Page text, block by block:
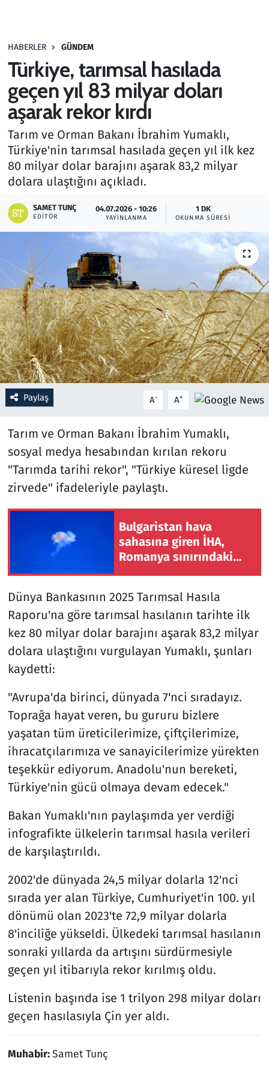
HABERLER GÜNDEM
Türkiye, tarımsal hasılada
geçen yıl 83 milyar doları
aşarak rekor kırdı
Tarım ve Orman Bakanı İbrahim Yumaklı,
Türkiye'nin tarımsal hasılada geçen yıl ilk kez
80 milyar dolar barajını aşarak 83,2 milyar
dolara ulaştığını açıkladı.
SAMET TUNÇ
EDITÖR
04.07.2026 - 10:26
YAYINLANMA
1 DK
OKUNMA SÜRESI
Paylaş A- A+
Tarım ve Orman Bakanı İbrahim Yumaklı,
sosyal medya hesabından kırılan rekoru
"Tarımda tarihi rekor", "Türkiye küresel ligde
zirvede" ifadeleriyle paylaştı.
Bulgaristan hava
sahasına giren İHA,
Romanya sınırındaki
Dünya Bankasının 2025 Tarımsal Hasıla
Raporu'na göre tarımsal hasılanın tarihte ilk
kez 80 milyar dolar barajını aşarak 83,2 milyar
dolara ulaştığını vurgulayan Yumaklı, şunları
kaydetti:
"Avrupa'da birinci, dünyada 7'nci sıradayız.
Toprağa hayat veren, bu gururu bizlere
yaşatan tüm üreticilerimize, çiftçilerimize,
ihracatçılarımıza ve sanayicilerimize yürekten
teşekkür ediyorum. Anadolu'nun bereketi,
Türkiye'nin gücü olmaya devam edecek."
Bakan Yumaklı'nın paylaşımda yer verdiği
infografikte ülkelerin tarımsal hasıla verileri
de karşılaştırıldı.
2002'de dünyada 24,5 milyar dolarla 12'nci
sırada yer alan Türkiye, Cumhuriyet'in 100. yıl
dönümü olan 2023'te 72,9 milyar dolarla
8'inciliğe yükseldi. Ülkedeki tarımsal hasılanın
sonraki yıllarda da artışını sürdürmesiyle
geçen yıl itibarıyla rekor kırılmış oldu.
Listenin başında ise 1 trilyon 298 milyar doları
geçen hasılasıyla Çin yer aldı.
Muhabir:Samet Tunç
Haber
Kültür Sanat
Kurumsal Haberler
Lezzet Durağı
Memur ve Kamu
Otomobil
Oyun
Ramazan
Resmi İlanlar
Rüya Tabirleri
Sağlık
Savunma Sanayi
Spor
Teknoloji ve Bilim
Televizyon